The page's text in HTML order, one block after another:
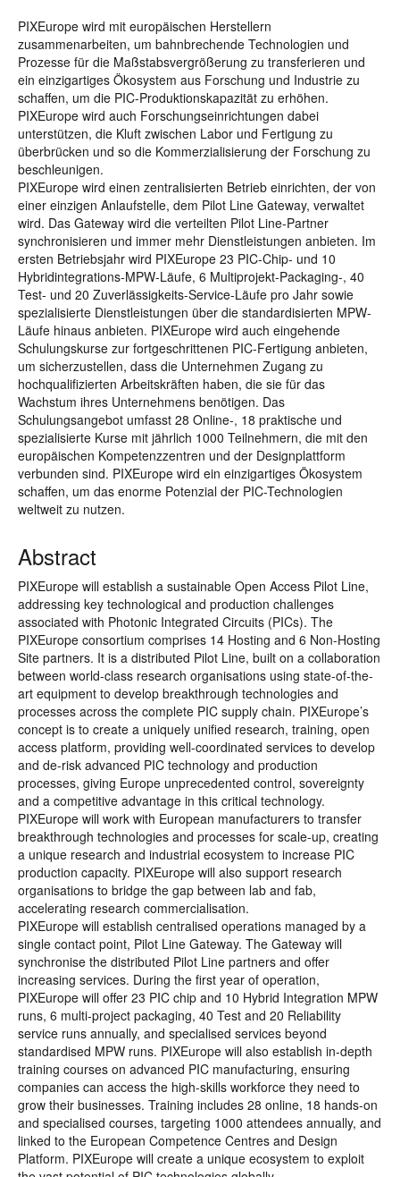
PIXEurope wird mit europäischen Herstellern
zusammenarbeiten, um bahnbrechende Technologien und
Prozesse für die Maßstabsvergrößerung zu transferieren und
ein einzigartiges Ökosystem aus Forschung und Industrie zu
schaffen, um die PIC-Produktionskapazität zu erhöhen.
PIXEurope wird auch Forschungseinrichtungen dabei
unterstützen, die Kluft zwischen Labor und Fertigung zu
überbrücken und so die Kommerzialisierung der Forschung zu
beschleunigen.
PIXEurope wird einen zentralisierten Betrieb einrichten, der von
einer einzigen Anlaufstelle, dem Pilot Line Gateway, verwaltet
wird. Das Gateway wird die verteilten Pilot Line-Partner
synchronisieren und immer mehr Dienstleistungen anbieten. Im
ersten Betriebsjahr wird PIXEurope 23 PIC-Chip- und 10
Hybridintegrations-MPW-Läufe, 6 Multiprojekt-Packaging-, 40
Test- und 20 Zuverlässigkeits-Service-Läufe pro Jahr sowie
spezialisierte Dienstleistungen über die standardisierten MPW-
Läufe hinaus anbieten. PIXEurope wird auch eingehende
Schulungskurse zur fortgeschrittenen PIC-Fertigung anbieten,
um sicherzustellen, dass die Unternehmen Zugang zu
hochqualifizierten Arbeitskräften haben, die sie für das
Wachstum ihres Unternehmens benötigen. Das
Schulungsangebot umfasst 28 Online-, 18 praktische und
spezialisierte Kurse mit jährlich 1000 Teilnehmern, die mit den
europäischen Kompetenzzentren und der Designplattform
verbunden sind. PIXEurope wird ein einzigartiges Ökosystem
schaffen, um das enorme Potenzial der PIC-Technologien
weltweit zu nutzen.
Abstract
PIXEurope will establish a sustainable Open Access Pilot Line,
addressing key technological and production challenges
associated with Photonic Integrated Circuits (PICs). The
PIXEurope consortium comprises 14 Hosting and 6 Non-Hosting
Site partners. It is a distributed Pilot Line, built on a collaboration
between world-class research organisations using state-of-the-
art equipment to develop breakthrough technologies and
processes across the complete PIC supply chain. PIXEurope’s
concept is to create a uniquely unified research, training, open
access platform, providing well-coordinated services to develop
and de-risk advanced PIC technology and production
processes, giving Europe unprecedented control, sovereignty
and a competitive advantage in this critical technology.
PIXEurope will work with European manufacturers to transfer
breakthrough technologies and processes for scale-up, creating
a unique research and industrial ecosystem to increase PIC
production capacity. PIXEurope will also support research
organisations to bridge the gap between lab and fab,
accelerating research commercialisation.
PIXEurope will establish centralised operations managed by a
single contact point, Pilot Line Gateway. The Gateway will
synchronise the distributed Pilot Line partners and offer
increasing services. During the first year of operation,
PIXEurope will offer 23 PIC chip and 10 Hybrid Integration MPW
runs, 6 multi-project packaging, 40 Test and 20 Reliability
service runs annually, and specialised services beyond
standardised MPW runs. PIXEurope will also establish in-depth
training courses on advanced PIC manufacturing, ensuring
companies can access the high-skills workforce they need to
grow their businesses. Training includes 28 online, 18 hands-on
and specialised courses, targeting 1000 attendees annually, and
linked to the European Competence Centres and Design
Platform. PIXEurope will create a unique ecosystem to exploit